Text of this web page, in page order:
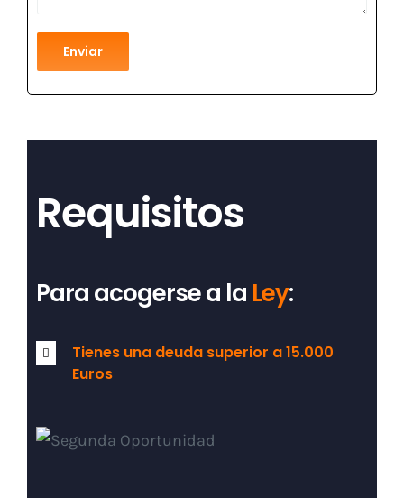
Requisitos
Para acogerse a la Ley:
Tienes una deuda superior a 15.000
Euros